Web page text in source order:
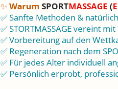
✨ Warum SPORTMASSAGE (
✅ Sanfte Methoden &
✅ STORTMASSAGE vereint
✅ Vorbereitung auf den
✅ Regeneration nach dem
✅ Für jedes Alter individuell
✅ Persönlich erprobt,